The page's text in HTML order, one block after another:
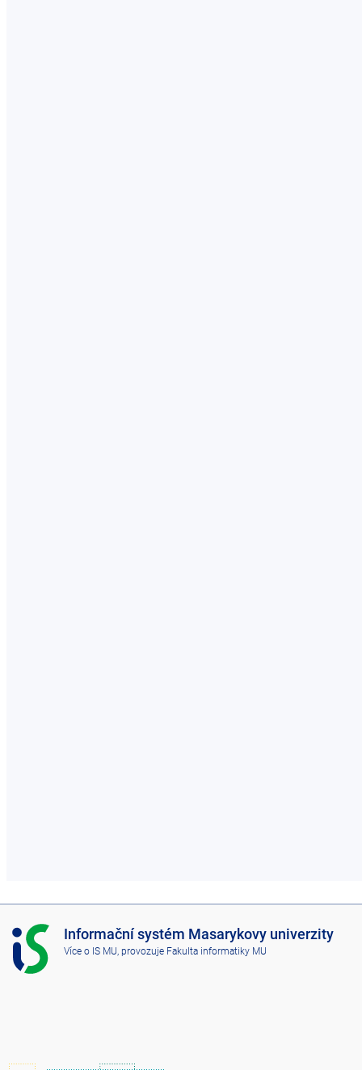
I
S
M
Informační systém Masarykovy univerzity
Více o IS MU , provozuje Fakulta informatiky MU